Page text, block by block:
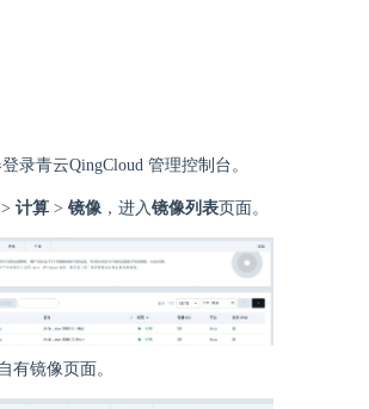
录青云QingCloud 管理控制台。
> 计算 > 镜像 ，进入镜像列表页面。
有镜像页面。